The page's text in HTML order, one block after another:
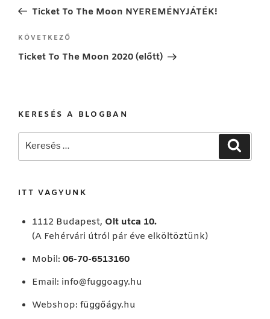
bejegyzés
Ticket To The Moon NYEREMÉNYJÁTÉK!
Következő
bejegyzés
KÖVETKEZŐ
Ticket To The Moon 2020 (előtt)
KERESÉS A BLOGBAN
Keresés
ITT VAGYUNK
1112 Budapest, Olt utca 10.
(A Fehérvári útról pár éve elköltöztünk)
Mobil: 06-70-6513160
Email: info@fuggoagy.hu
Webshop: függőágy.hu